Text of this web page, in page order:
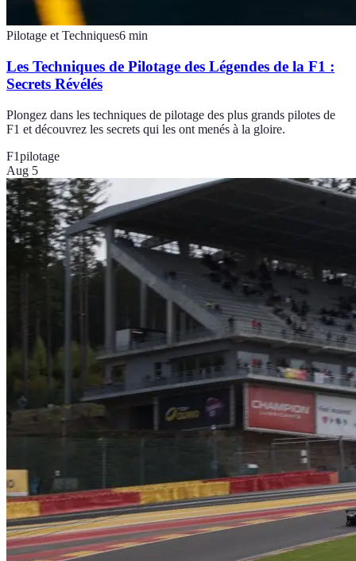
Pilotage et Techniques6 min
Les Techniques de Pilotage des Légendes de la F1 :
Secrets Révélés
Plongez dans les techniques de pilotage des plus grands pilotes de
F1 et découvrez les secrets qui les ont menés à la gloire.
F1pilotage
Aug 5